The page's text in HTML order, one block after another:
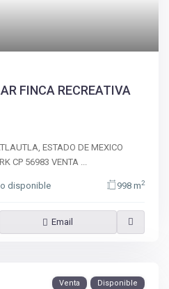
FINCA RECREATIVA
ESTADO DE MEXICO
CP 56983 VENTA ...
disponible 998 m2
Email
Venta Disponible